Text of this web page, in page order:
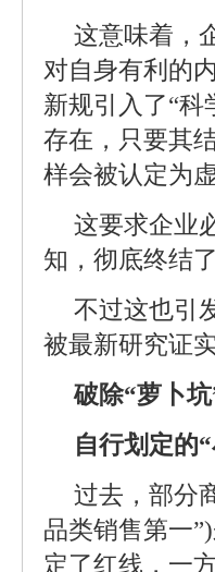
这意味着，
对自身有利的
新规引入了“科
存在，只要其
样会被认定为
这要求企业
知，彻底终结
不过这也引
被最新研究证
破除“萝卜
自行划定的
过去，部分
品类销售第一
定了红线，一